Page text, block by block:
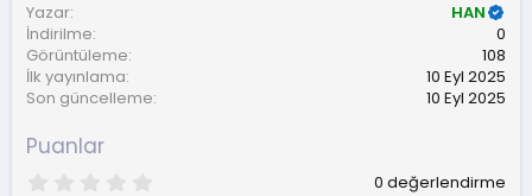
Yazar
HAN
İndirilme
0
Görüntüleme
108
İlk yayınlama
10 Eyl 2025
Son güncelleme
10 Eyl 2025
Puanlar
0 değerlendirme